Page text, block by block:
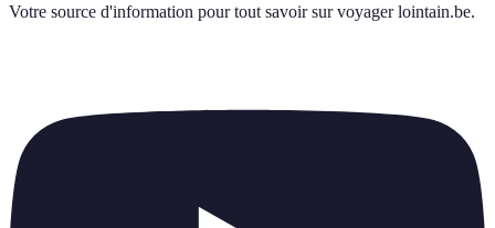
Votre source d'information pour tout savoir sur voyager lointain.be.